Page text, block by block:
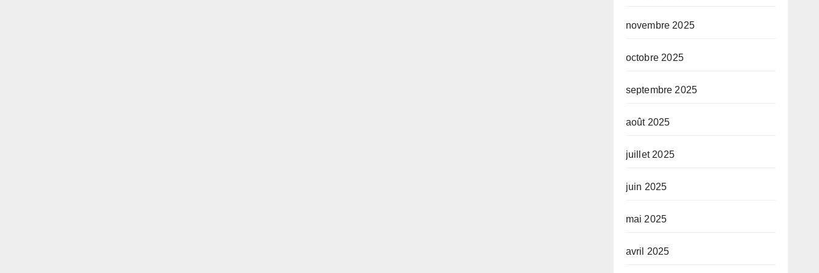
novembre 2025
octobre 2025
septembre 2025
août 2025
juillet 2025
juin 2025
mai 2025
avril 2025